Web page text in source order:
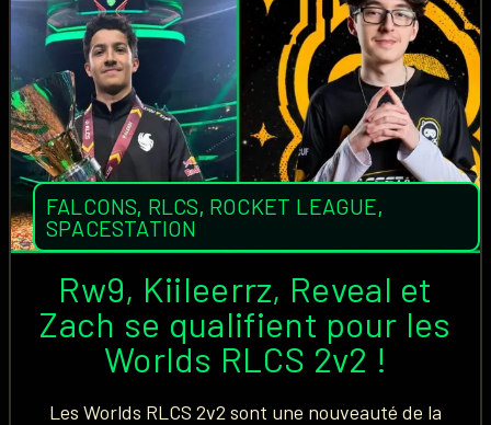
FALCONS, RLCS, ROCKET LEAGUE,
SPACESTATION
Rw9, Kiileerrz, Reveal et
Zach se qualifient pour les
Worlds RLCS 2v2 !
Les Worlds RLCS 2v2 sont une nouveauté de la